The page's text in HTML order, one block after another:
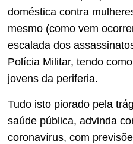
doméstica contra
mesmo (como vem
escalada dos
Polícia Militar, tendo
jovens da periferia.
Tudo isto piorado pela
saúde pública, advinda
coronavírus, com